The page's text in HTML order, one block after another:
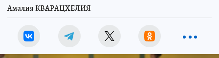
Амалия КВАРАЦХЕЛИЯ